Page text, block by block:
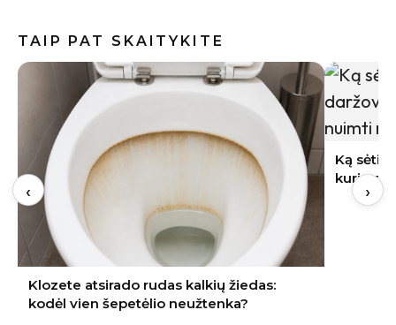
TAIP PAT SKAITYKITE
Ką sėti rugpjūtį Lietuvoje: 9 daržovės,
kurių derlių dar spėsite nuimti rudenį
Indai po
gali būti
‹ ›